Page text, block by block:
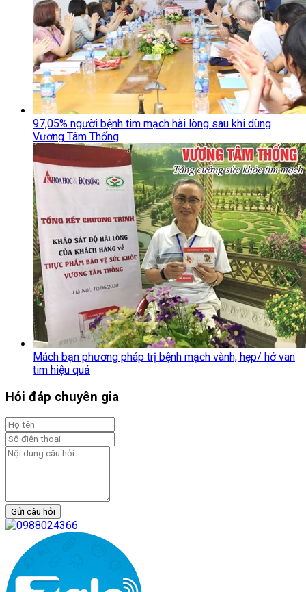
97,05% người bệnh tim mạch hài lòng sau khi dùng
Vương Tâm Thống
Mách bạn phương pháp trị bệnh mạch vành, hẹp/ hở van
tim hiệu quả
Hỏi đáp chuyên gia
Gửi câu hỏi